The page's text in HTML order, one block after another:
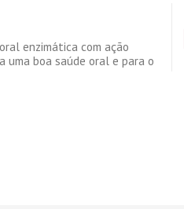
enzimática com ação
boa saúde oral e para o